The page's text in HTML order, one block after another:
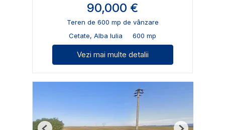
90,000 €
Teren de 600 mp de vânzare
Cetate, Alba Iulia
600 mp
Vezi mai multe detalii